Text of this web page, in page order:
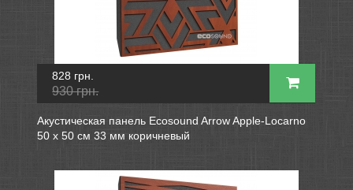
828 грн.
930 грн.
Акустическая панель Ecosound Arrow Apple-Locarno
50 х 50 см 33 мм коричневый